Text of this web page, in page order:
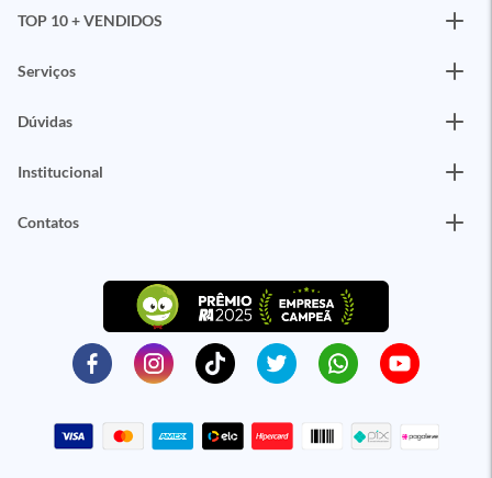
TOP 10 + VENDIDOS
Serviços
Dúvidas
Institucional
Contatos